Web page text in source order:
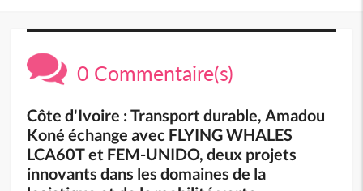
0 Commentaire(s)
Côte d'Ivoire : Transport durable, Amadou
Koné échange avec FLYING WHALES
LCA60T et FEM-UNIDO, deux projets
innovants dans les domaines de la